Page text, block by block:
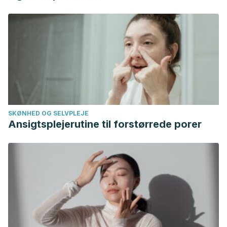
Administración de Alimentos y Medicamentos. Estados
Unidos; 2018. https://www.fda.gov/consumers/articulos-
para-el-consumidor-en-espanol/como-usar-los-productos-
para-las-unas-de-manera-segura
El peligro de los esmaltes de uñas semipermanentes.
Hospital Cruz Roja de Córdoba. España.
https://hospitalcruzrojacordoba.es/alergologia-cordoba/el-
peligro-de-los-esmaltes-de-unas-semipermanentes-
eccema-dermatitis-de-contacto-por-acrilato/
Ferreira L, Flor J, Mazin M. Cosméticos naturales, orgánicos
y veganos. Vol. 31. pp. 30-36. Brasil; 2019.
https://www.mendeley.com/catalogue/112289eb-144f-
33b8-a1f7-6386ccfcb787/?
4ceb-4b70-8bf9-ef5de68f2c4c%7D
Mica. INCI Beauty. Francia.
SKØNHED OG SELVPLEJE
Ansigtsplejerutine til forstørrede porer